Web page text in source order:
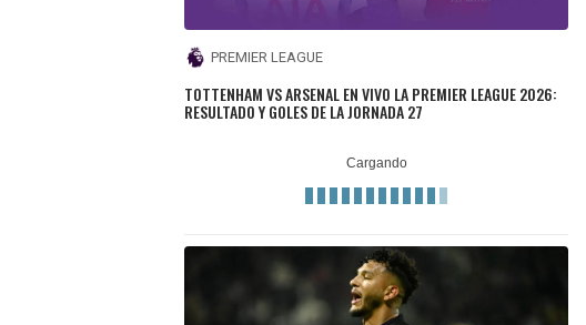
PREMIER LEAGUE
TOTTENHAM VS ARSENAL EN VIVO LA PREMIER LEAGUE 2026:
RESULTADO Y GOLES DE LA JORNADA 27